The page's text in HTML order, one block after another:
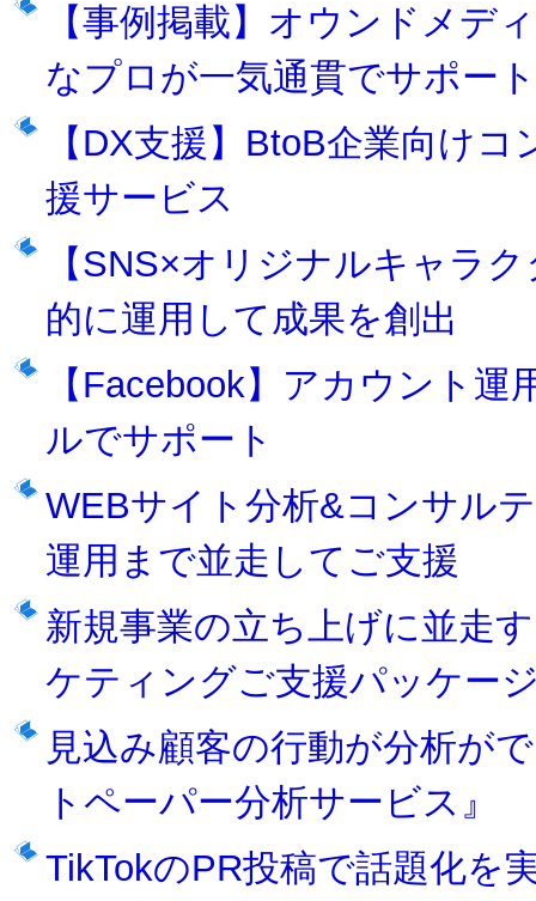
【事例掲載】オウンドメデ
なプロが一気通貫でサポート
【DX支援】BtoB企業向け
援サービス
【SNS×オリジナルキャラ
的に運用して成果を創出
【Facebook】アカウント
ルでサポート
WEBサイト分析&コンサル
運用まで並走してご支援
新規事業の立ち上げに並走
ケティングご支援パッケー
見込み顧客の行動が分析が
トペーパー分析サービス』
TikTokのPR投稿で話題化を